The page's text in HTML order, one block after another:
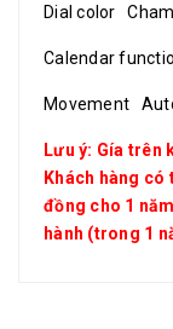
Dial color
Calendar
Movement
Lưu ý: Gía trên
Khách hàng có
đồng cho 1
hành (trong 1